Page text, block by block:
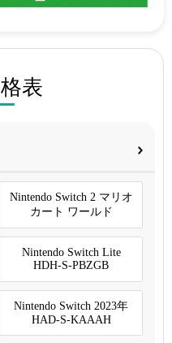
表
Nintendo Switch 2 マリオ
カート ワールド
Nintendo Switch Lite
HDH-S-PBZGB
Nintendo Switch 2023年
HAD-S-KAAAH